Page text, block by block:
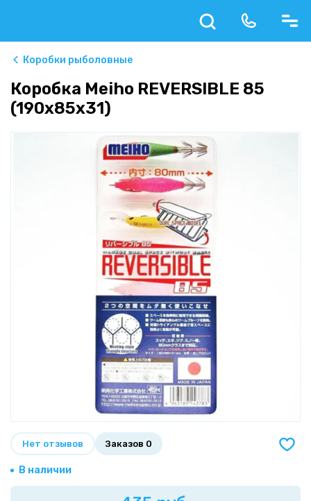
Коробки рыболовные
Коробка Meiho REVERSIBLE 85
(190x85x31)
Нет отзывов Заказов 0
В наличии